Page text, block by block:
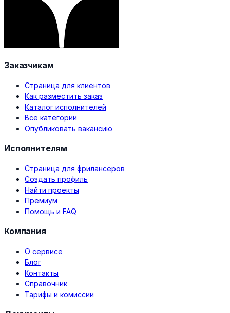
Заказчикам
Страница для клиентов
Как разместить заказ
Каталог исполнителей
Все категории
Опубликовать вакансию
Исполнителям
Страница для фрилансеров
Создать профиль
Найти проекты
Премиум
Помощь и FAQ
Компания
О сервисе
Блог
Контакты
Справочник
Тарифы и комиссии